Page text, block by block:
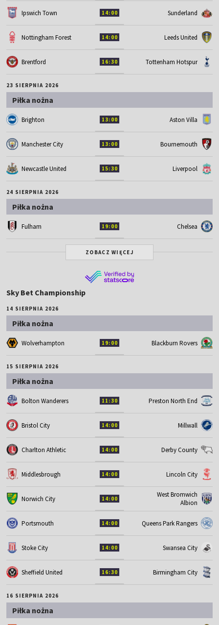
Ipswich Town 14:00 Sunderland
Nottingham Forest 14:00 Leeds United
Brentford 16:30 Tottenham Hotspur
23 SIERPNIA 2026
Piłka nożna
Brighton 13:00 Aston Villa
Manchester City 13:00 Bournemouth
Newcastle United 15:30 Liverpool
24 SIERPNIA 2026
Piłka nożna
Fulham 19:00 Chelsea
ZOBACZ WIĘCEJ
Sky Bet Championship
14 SIERPNIA 2026
Piłka nożna
Wolverhampton 19:00 Blackburn Rovers
15 SIERPNIA 2026
Piłka nożna
Bolton Wanderers 11:30 Preston North End
Bristol City 14:00 Millwall
Charlton Athletic 14:00 Derby County
Middlesbrough 14:00 Lincoln City
Norwich City 14:00
West Bromwich
Albion
Portsmouth 14:00 Queens Park Rangers
Stoke City 14:00 Swansea City
Sheffield United 16:30 Birmingham City
16 SIERPNIA 2026
Piłka nożna